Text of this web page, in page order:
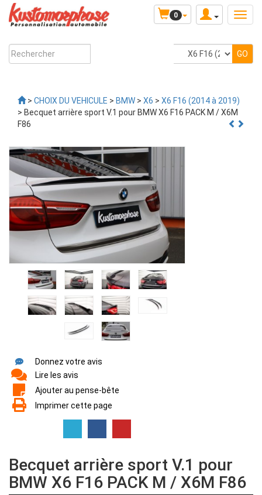
0
> CHOIX DU VEHICULE > BMW > X6 > X6 F16 (2014 à 2019)
> Becquet arrière sport V.1 pour BMW X6 F16 PACK M / X6M
F86
Donnez votre avis
Lire les avis
Ajouter au pense-bête
Imprimer cette page
Becquet arrière sport V.1 pour
BMW X6 F16 PACK M / X6M F86